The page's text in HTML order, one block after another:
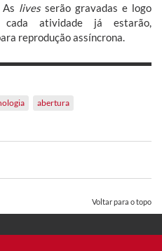
livesserão gravadas e logo
atividade já estarão,
reprodução assíncrona.
abertura
Voltar para o topo